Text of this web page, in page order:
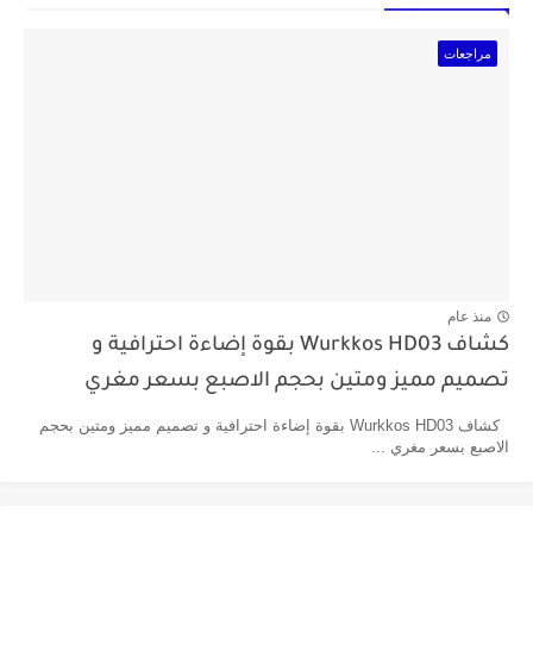
مراجعات
منذ عام
كشاف Wurkkos HD03 بقوة إضاءة احترافية و
تصميم مميز ومتين بحجم الاصبع بسعر مغري
كشاف Wurkkos HD03 بقوة إضاءة احترافية و تصميم مميز ومتين بحجم
الاصبع بسعر مغري ...